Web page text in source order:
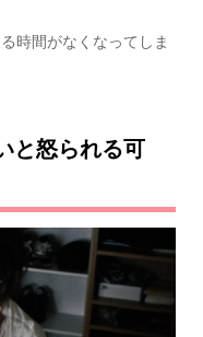
時間がなくなってしま
と怒られる可